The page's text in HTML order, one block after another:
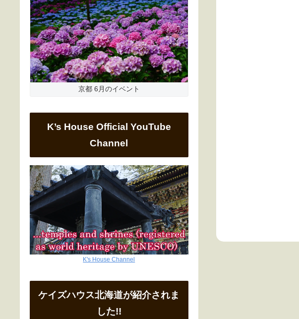
京都 6月のイベント
K’s House Official YouTube
Channel
K's House Channel
ケイズハウス北海道が紹介されま
した!!